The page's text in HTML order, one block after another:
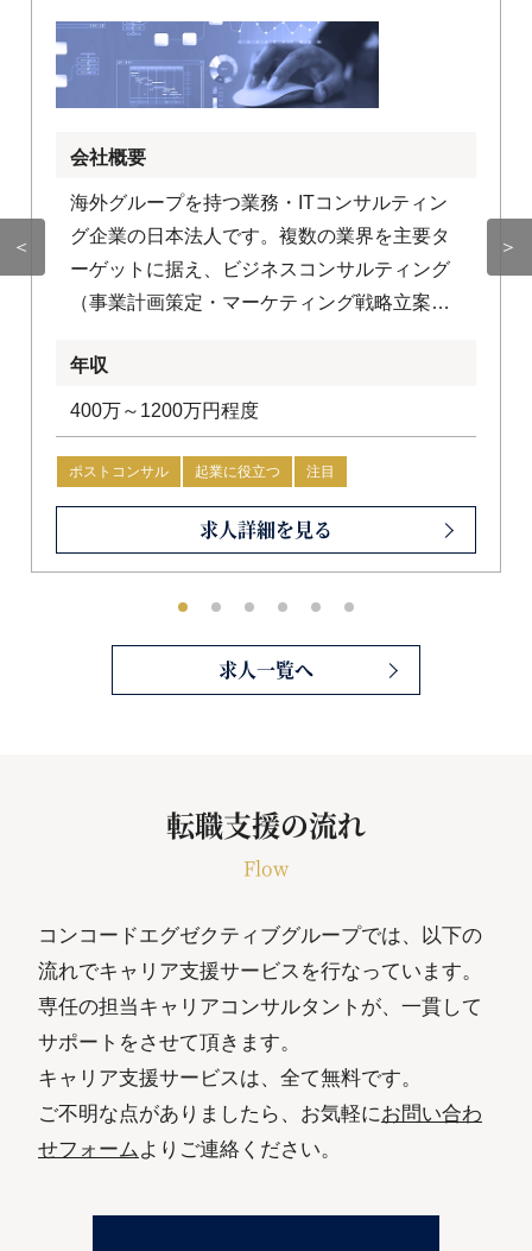
＜
会社概要
海外グループを持つ業務・ITコンサルティン
グ企業の日本法人です。複数の業界を主要タ
ーゲットに据え、ビジネスコンサルティング
（事業計画策定・マーケティング戦略立案な
ロジェクトマネジメント支援・セキュリティ
マネジメント支援など）の両軸でサービスを
提供しています。 さらに、AIを活用した新規
事業開発やFintechアドバイザリーといった先
端領域にも注力しており、時代の変化に合わ
せた幅広い支援が可能な体制を整えていま
す。現在、日本国内でのサービス拡大に向け
て積極的に組織拡張を進めており、各レイヤ
年収
400万～1200万円程度
ポストコンサル 起業に役立つ 注目
求人詳細を見る
＞
求人一覧へ
転職支援の流れ
Flow
コンコードエグゼクティブグループでは、以下の
流れでキャリア支援サービスを行なっています。
専任の担当キャリアコンサルタントが、一貫して
サポートをさせて頂きます。
キャリア支援サービスは、全て無料です。
ご不明な点がありましたら、お気軽にお問い合わ
せフォームよりご連絡ください。